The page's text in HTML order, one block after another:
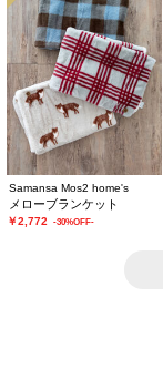
Samansa Mos2 home's
メローブランケット
￥2,772 -30%OFF-